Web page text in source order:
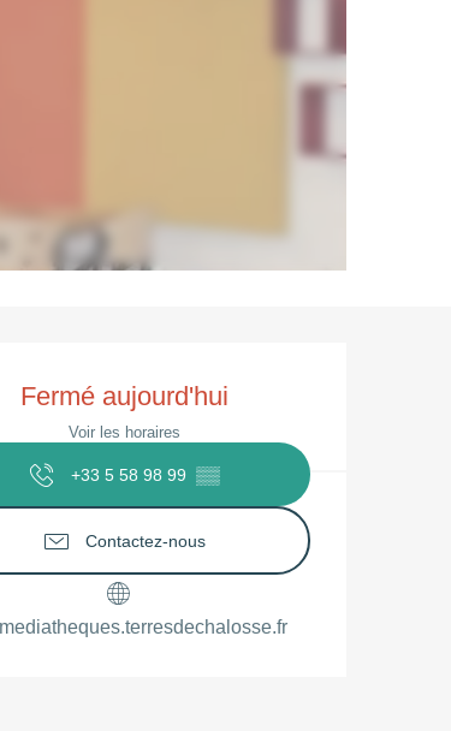
et coordonnées
Fermé aujourd'hui
Voir les horaires
+33 5 58 98 99 ▒▒
Contactez-nous